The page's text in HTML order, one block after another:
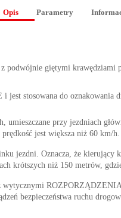
Opis Parametry
podwójnie giętymi krawędziami
jest stosowana do oznakowania
umieszczane przy jezdniach
jest większa niż 60 km/h.
jezdni. Oznacza, że
krótszych niż 150 metrów,
wytycznymi
bezpieczeństwa ruchu